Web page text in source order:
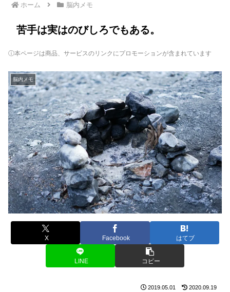
ホーム 脳内メモ
苦手は実はのびしろでもある。
ⓘ本ページは商品、サービスのリンクにプロモーションが含まれています
脳内メモ
X Facebook はてブ
LINE コピー
2019.05.01 2020.09.19